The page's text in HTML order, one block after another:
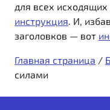
для всех
инструкция. И,
заголовков — вот
Главная страница /
силами